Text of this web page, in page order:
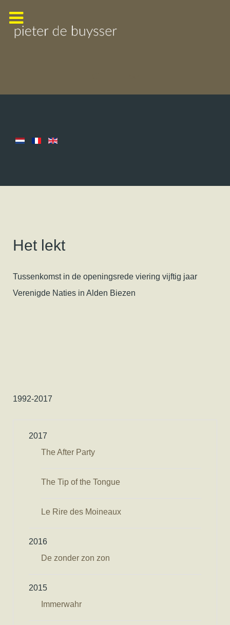
Het lekt
Tussenkomst in de openingsrede viering vijftig jaar
Verenigde Naties in Alden Biezen
1992-2017
2017
The After Party
The Tip of the Tongue
Le Rire des Moineaux
2016
De zonder zon zon
2015
Immerwahr